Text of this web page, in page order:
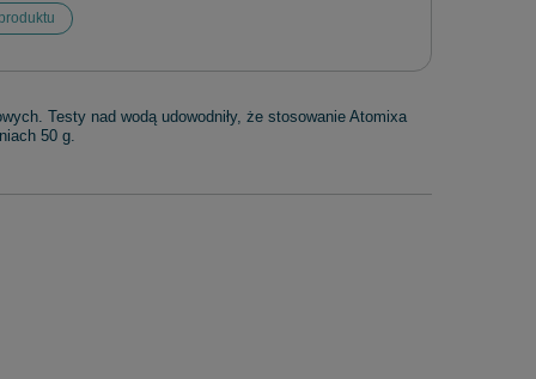
Testy nad wodą udowodniły, że stosowanie Atomixa
50 g.